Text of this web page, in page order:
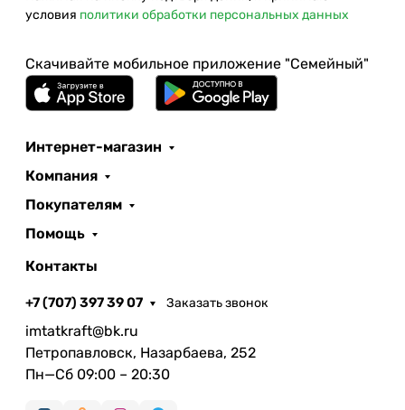
условия политики обработки персональных данных
Скачивайте мобильное приложение "Семейный"
Интернет-магазин
Компания
Покупателям
Помощь
Контакты
+7 (707) 397 39 07 Заказать звонок
imtatkraft@bk.ru
Петропавловск, Назарбаева, 252
Пн—Сб 09:00 – 20:30